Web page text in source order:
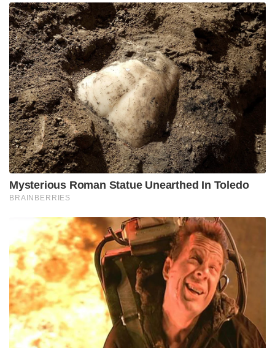
Mysterious Roman Statue Unearthed In Toledo
BRAINBERRIES